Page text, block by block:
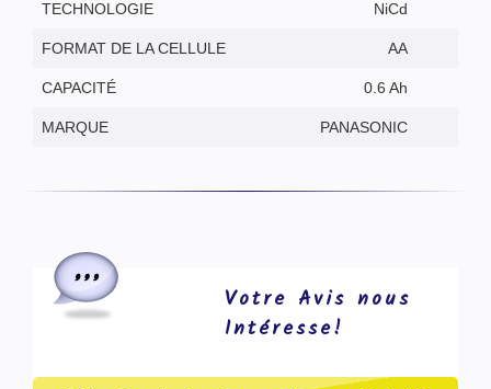
TECHNOLOGIE NiCd
FORMAT DE LA CELLULE AA
CAPACITÉ 0.6 Ah
MARQUE PANASONIC
Votre Avis nous
Intéresse!